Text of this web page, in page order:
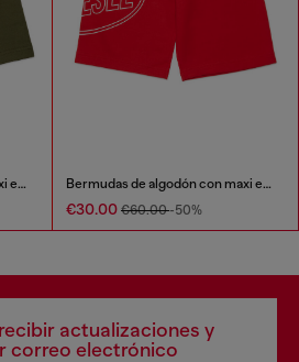
Bermudas de algodón con maxi estampado Bermudas de algodón con maxi estampado
€30.00 €60.00-50%
actualizaciones y
correo electrónico